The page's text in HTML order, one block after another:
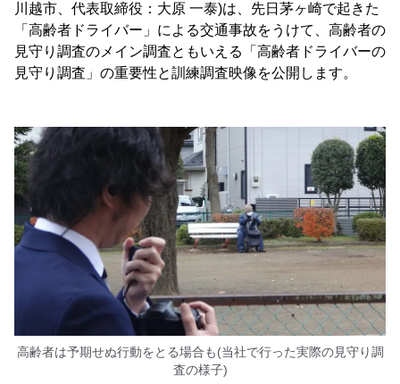
川越市、代表取締役：大原 一泰)は、先日茅ヶ崎で起きた
「高齢者ドライバー」による交通事故をうけて、高齢者の
見守り調査のメイン調査ともいえる「高齢者ドライバーの
見守り調査」の重要性と訓練調査映像を公開します。
高齢者は予期せぬ行動をとる場合も(当社で行った実際の見守り調
査の様子)